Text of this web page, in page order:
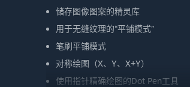
储存图像图案的精灵库
用于无缝纹理的“平铺模式”
笔刷平铺模式
对称绘图（X、Y、X+Y）
使用指针精确绘图的Dot Pen工具